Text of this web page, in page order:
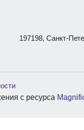
197198, Санкт-
с ресурса